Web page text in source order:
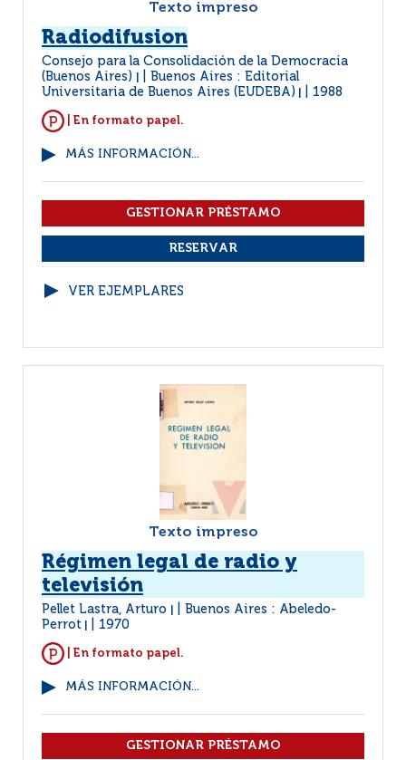
Texto impreso
Radiodifusion
Consejo para la Consolidación de la Democracia
(Buenos Aires)
Buenos Aires : Editorial
Universitaria de Buenos Aires (EUDEBA)
1988
| En formato papel.
MÁS INFORMACIÓN...
VER EJEMPLARES
Texto impreso
Régimen legal de radio y
televisión
Pellet Lastra, Arturo
Buenos Aires : Abeledo-
Perrot
1970
| En formato papel.
MÁS INFORMACIÓN...